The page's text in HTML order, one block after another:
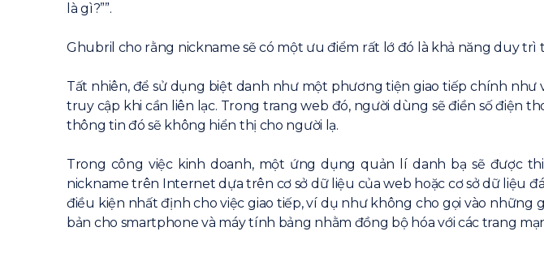
là gì?””.
Ghubril cho rằng nickname sẽ có một ưu điểm rất lớ đó là khả năng duy
Tất nhiên, để sử dụng biệt danh như một phương tiện giao tiếp chính
truy cập khi cần liên lạc. Trong trang web đó, người dùng sẽ điền số điện
thông tin đó sẽ không hiển thị cho người lạ.
Trong công việc kinh doanh, một ứng dụng quản lí danh bạ sẽ được
nickname trên Internet dựa trên cơ sở dữ liệu của web hoặc cơ sở dữ liệu
điều kiện nhất định cho việc giao tiếp, ví dụ như không cho gọi vào
bản cho smartphone và máy tính bảng nhằm đồng bộ hóa với các trang